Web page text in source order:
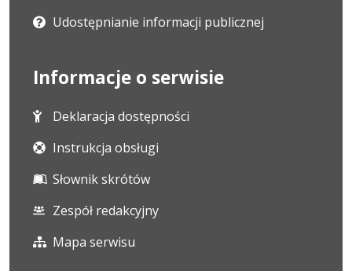
Udostępnianie informacji publicznej
Informacje o serwisie
Deklaracja dostępności
Instrukcja obsługi
Słownik skrótów
Zespół redakcyjny
Mapa serwisu